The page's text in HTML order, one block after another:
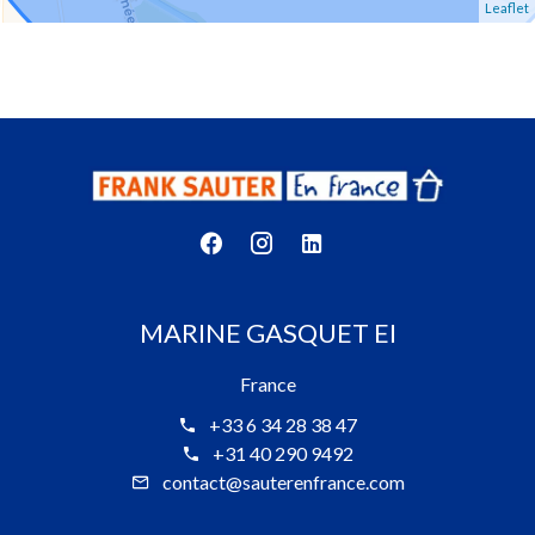
Leaflet
MARINE GASQUET EI
France
+33 6 34 28 38 47
+31 40 290 9492
contact@sauterenfrance.com